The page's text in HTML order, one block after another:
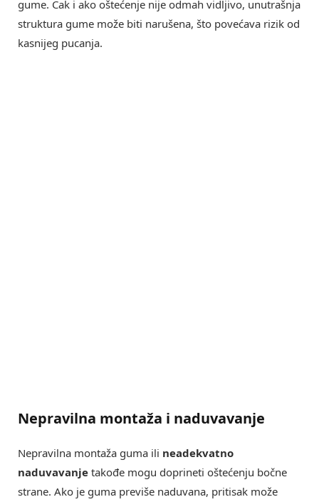
gume. Čak i ako oštećenje nije odmah vidljivo, unutrašnja
struktura gume može biti narušena, što povećava rizik od
kasnijeg pucanja.
Nepravilna montaža i naduvavanje
Nepravilna montaža guma ili neadekvatno
naduvavanje takođe mogu doprineti oštećenju bočne
strane. Ako je guma previše naduvana, pritisak može